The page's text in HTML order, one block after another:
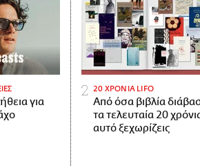
για
20 ΧΡΟΝΙΑ LIFO
Από όσα βιβλία
τα τελευταία 20
αυτό ξεχωρίζεις